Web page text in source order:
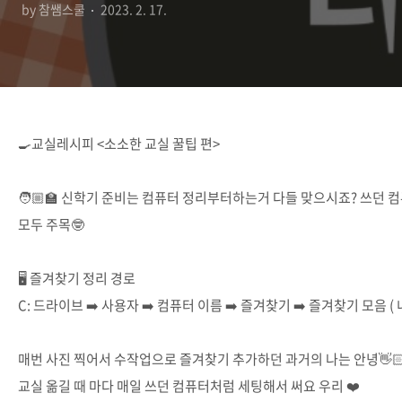
by 참쌤스쿨 2023. 2. 17.
🍳교실레시피 <소소한 교실 꿀팁 편>
🧑🏼‍🏫 신학기 준비는 컴퓨터 정리부터하는거 다들 맞으시죠? 쓰던
모두 주목🤓
🖥 즐겨찾기 정리 경로
C: 드라이브 ➡️ 사용자 ➡️ 컴퓨터 이름 ➡️ 즐겨찾기 ➡️ 즐겨찾기 모음 (
매번 사진 찍어서 수작업으로 즐겨찾기 추가하던 과거의 나는 안녕
교실 옮길 때 마다 매일 쓰던 컴퓨터처럼 세팅해서 써요 우리 ❤️